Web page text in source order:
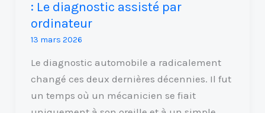
: Le diagnostic assisté par
ordinateur
13 mars 2026
Le diagnostic automobile a radicalement
changé ces deux dernières décennies. Il fut
un temps où un mécanicien se fiait
ordinateur